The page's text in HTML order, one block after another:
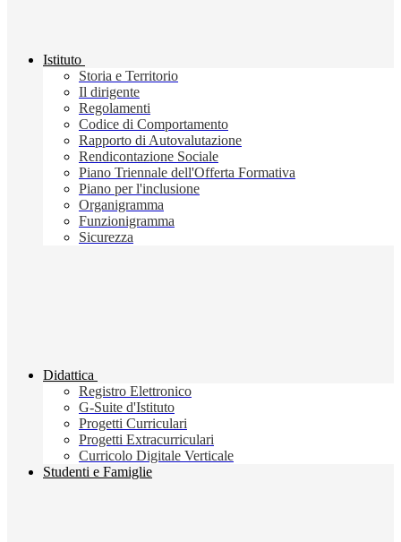
Istituto
Storia e Territorio
Il dirigente
Regolamenti
Codice di Comportamento
Rapporto di Autovalutazione
Rendicontazione Sociale
Piano Triennale dell'Offerta Formativa
Piano per l'inclusione
Organigramma
Funzionigramma
Sicurezza
Didattica
Registro Elettronico
G-Suite d'Istituto
Progetti Curriculari
Progetti Extracurriculari
Curricolo Digitale Verticale
Studenti e Famiglie